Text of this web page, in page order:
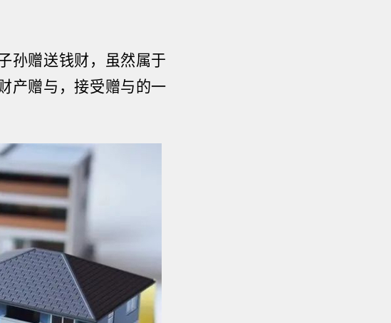
孙赠送钱财，虽然属于
产赠与，接受赠与的一